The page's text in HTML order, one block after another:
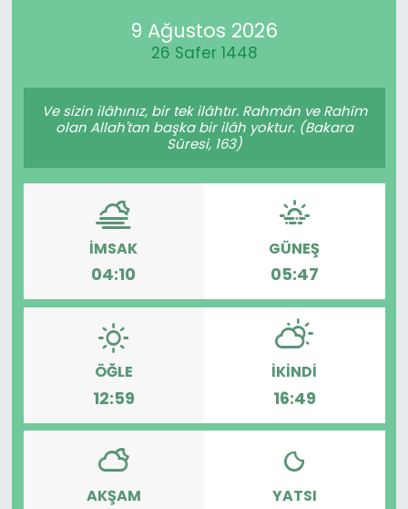
9 Ağustos 2026
26 Safer 1448
Ve sizin ilâhınız, bir tek ilâhtır. Rahmân ve Rahîm
olan Allah'tan başka bir ilâh yoktur. (Bakara
Sûresi, 163)
İMSAK
04:10
GÜNEŞ
05:47
ÖĞLE
12:59
İKINDI
16:49
AKŞAM YATSI